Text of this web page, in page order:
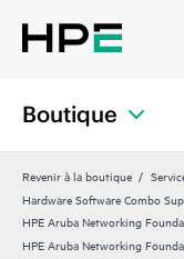
Boutique
Revenir à la boutique
Hardware Software Combo
HPE Aruba Networking
HPE Aruba Networking